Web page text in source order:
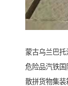
蒙古乌兰巴托
危险品汽铁国
散拼货物集装